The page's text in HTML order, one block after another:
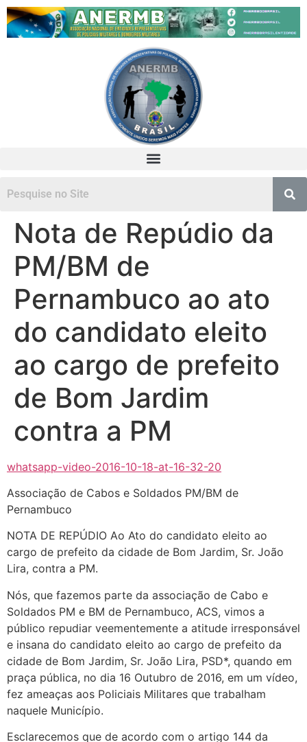
Nota de Repúdio da
PM/BM de
Pernambuco ao ato
do candidato eleito
ao cargo de prefeito
de Bom Jardim
contra a PM
whatsapp-video-2016-10-18-at-16-32-20
Associação de Cabos e Soldados PM/BM de
Pernambuco
NOTA DE REPÚDIO Ao Ato do candidato eleito ao
cargo de prefeito da cidade de Bom Jardim, Sr. João
Lira, contra a PM.
Nós, que fazemos parte da associação de Cabo e
Soldados PM e BM de Pernambuco, ACS, vimos a
público repudiar veementemente a atitude irresponsável
e insana do candidato eleito ao cargo de prefeito da
cidade de Bom Jardim, Sr. João Lira, PSD*, quando em
praça pública, no dia 16 Outubro de 2016, em um vídeo,
fez ameaças aos Policiais Militares que trabalham
naquele Município.
Esclarecemos que de acordo com o artigo 144 da